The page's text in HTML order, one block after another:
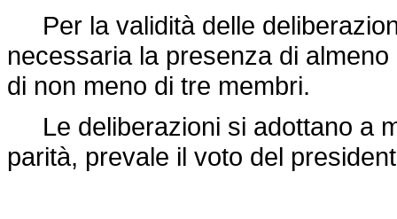
Per la validità delle
necessaria la presenza di
di non meno di tre membri.
Le deliberazioni si adottano a
parità, prevale il voto del